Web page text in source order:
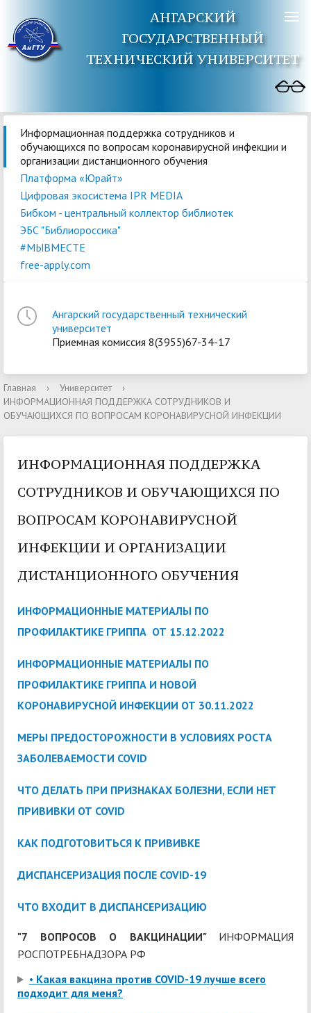
АНГАРСКИЙ
ГОСУДАРСТВЕННЫЙ
ТЕХНИЧЕСКИЙ УНИВЕРСИТЕТ
Информационная поддержка сотрудников и
обучающихся по вопросам коронавирусной инфекции и
организации дистанционного обучения
Платформа «Юрайт»
Цифровая экосистема IPR MEDIA
Бибком - центральный коллектор библиотек
ЭБС "Библиороссика"
#МЫВМЕСТЕ
free-apply.com
Ангарский государственный технический
университет
Приемная комиссия 8(3955)67-34-17
Главная › Университет
›
ИНФОРМАЦИОННАЯ ПОДДЕРЖКА СОТРУДНИКОВ И
ОБУЧАЮЩИХСЯ ПО ВОПРОСАМ КОРОНАВИРУСНОЙ ИНФЕКЦИИ
ИНФОРМАЦИОННАЯ ПОДДЕРЖКА
СОТРУДНИКОВ И ОБУЧАЮЩИХСЯ ПО
ВОПРОСАМ КОРОНАВИРУСНОЙ
ИНФЕКЦИИ И ОРГАНИЗАЦИИ
ДИСТАНЦИОННОГО ОБУЧЕНИЯ
ИНФОРМАЦИОННЫЕ МАТЕРИАЛЫ ПО
ПРОФИЛАКТИКЕ ГРИППА ОТ 15.12.2022
ИНФОРМАЦИОННЫЕ МАТЕРИАЛЫ ПО
ПРОФИЛАКТИКЕ ГРИППА И НОВОЙ
КОРОНАВИРУСНОЙ ИНФЕКЦИИ ОТ 30.11.2022
МЕРЫ ПРЕДОСТОРОЖНОСТИ В УСЛОВИЯХ РОСТА
ЗАБОЛЕВАЕМОСТИ COVID
ЧТО ДЕЛАТЬ ПРИ ПРИЗНАКАХ БОЛЕЗНИ, ЕСЛИ НЕТ
ПРИВИВКИ ОТ COVID
КАК ПОДГОТОВИТЬСЯ К ПРИВИВКЕ
ДИСПАНСЕРИЗАЦИЯ ПОСЛЕ COVID-19
ЧТО ВХОДИТ В ДИСПАНСЕРИЗАЦИЮ
"7 ВОПРОСОВ О ВАКЦИНАЦИИ" ИНФОРМАЦИЯ
РОСПОТРЕБНАДЗОРА РФ
• Какая вакцина против COVID-19 лучше всего
подходит для меня?